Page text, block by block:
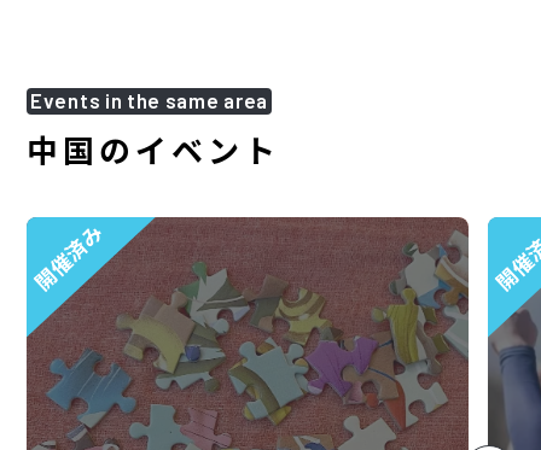
Events in the same area
中国のイベント
開催済み 開